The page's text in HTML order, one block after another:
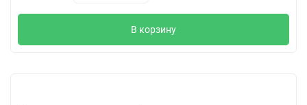
В корзину